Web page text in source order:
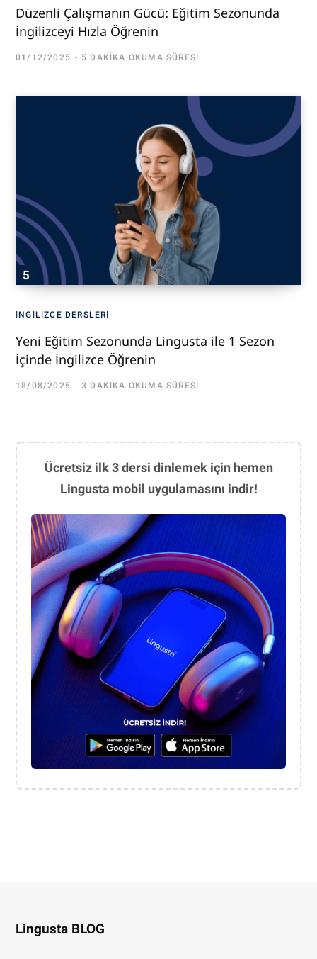
Düzenli Çalışmanın Gücü: Eğitim Sezonunda
İngilizceyi Hızla Öğrenin
01/12/2025 5 DAKIKA OKUMA SÜRESI
İNGILIZCE DERSLERI
Yeni Eğitim Sezonunda Lingusta ile 1 Sezon
İçinde İngilizce Öğrenin
18/08/2025 3 DAKIKA OKUMA SÜRESI
Ücretsiz ilk 3 dersi dinlemek için hemen
Lingusta mobil uygulamasını indir!
Lingusta BLOG